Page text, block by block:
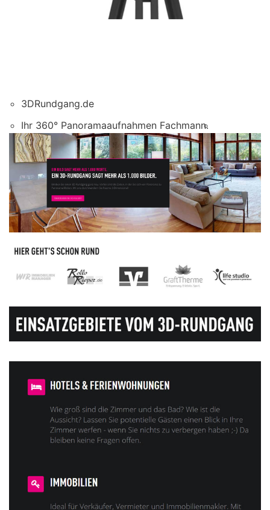
3DRundgang.de
Ihr 360° Panoramaaufnahmen Fachmann.